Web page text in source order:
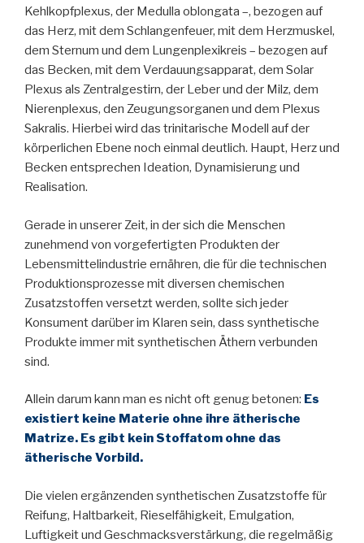
Kehlkopfplexus, der Medulla oblongata –, bezogen auf
das Herz, mit dem Schlangenfeuer, mit dem Herzmuskel,
dem Sternum und dem Lungenplexikreis – bezogen auf
das Becken, mit dem Verdauungsapparat, dem Solar
Plexus als Zentralgestirn, der Leber und der Milz, dem
Nierenplexus, den Zeugungsorganen und dem Plexus
Sakralis. Hierbei wird das trinitarische Modell auf der
körperlichen Ebene noch einmal deutlich. Haupt, Herz und
Becken entsprechen Ideation, Dynamisierung und
Realisation.
Gerade in unserer Zeit, in der sich die Menschen
zunehmend von vorgefertigten Produkten der
Lebensmittelindustrie ernähren, die für die technischen
Produktionsprozesse mit diversen chemischen
Zusatzstoffen versetzt werden, sollte sich jeder
Konsument darüber im Klaren sein, dass synthetische
Produkte immer mit synthetischen Äthern verbunden
sind.
Allein darum kann man es nicht oft genug betonen: Es
existiert keine Materie ohne ihre ätherische
Matrize. Es gibt kein Stoffatom ohne das
ätherische Vorbild.
Die vielen ergänzenden synthetischen Zusatzstoffe für
Reifung, Haltbarkeit, Rieselfähigkeit, Emulgation,
Luftigkeit und Geschmacksverstärkung, die regelmäßig